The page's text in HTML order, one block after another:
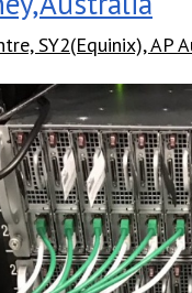
SY2(Equinix), AP